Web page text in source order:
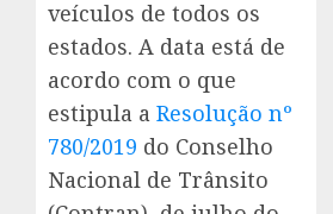
veículos de todos os
estados. A data está de
acordo com o que
estipula a Resolução nº
780/2019 do Conselho
Nacional de Trânsito